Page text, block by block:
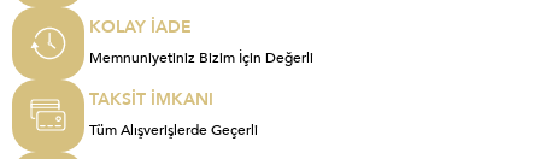
KOLAY İADE
Memnuniyetiniz Bizim İçin Değerli
TAKSİT İMKANI
Tüm Alışverişlerde Geçerli